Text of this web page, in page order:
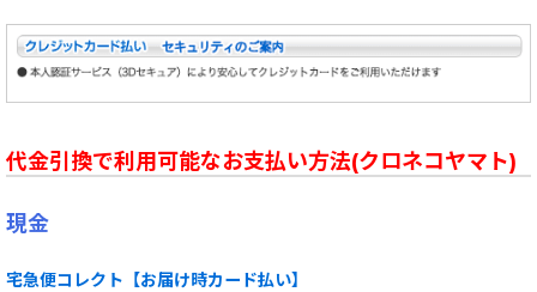
代金引換で利用可能なお支払い方法(クロネコヤマト)
現金
宅急便コレクト【お届け時カード払い】